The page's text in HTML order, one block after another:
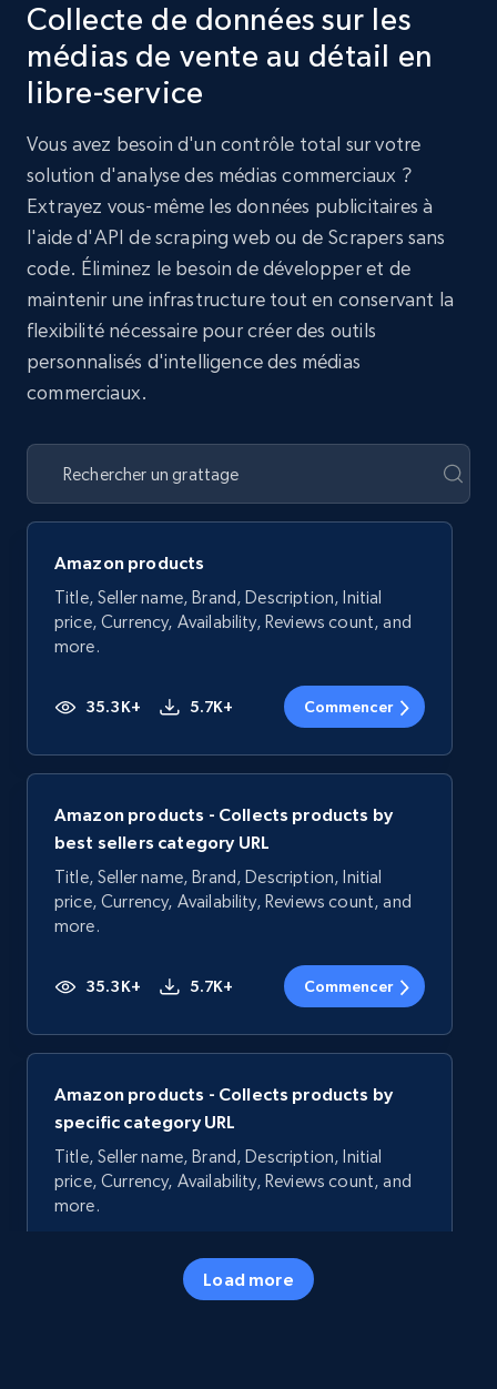
Collecte de données sur les
médias de vente au détail en
libre-service
Vous avez besoin d'un contrôle total sur votre
solution d'analyse des médias commerciaux ?
Extrayez vous-même les données publicitaires à
l'aide d'API de scraping web ou de Scrapers sans
code. Éliminez le besoin de développer et de
maintenir une infrastructure tout en conservant la
flexibilité nécessaire pour créer des outils
personnalisés d'intelligence des médias
commerciaux.
Amazon products
Title, Seller name, Brand, Description, Initial
price, Currency, Availability, Reviews count, and
more.
35.3K+ 5.7K+ Commencer
Amazon products - Collects products by
best sellers category URL
Title, Seller name, Brand, Description, Initial
price, Currency, Availability, Reviews count, and
more.
35.3K+ 5.7K+ Commencer
Amazon products - Collects products by
specific category URL
Title, Seller name, Brand, Description, Initial
price, Currency, Availability, Reviews count, and
more.
5.7K+ Commencer
Load more